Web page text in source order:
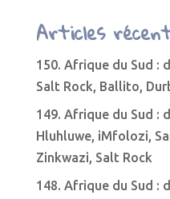
Articles
150. Afrique du Sud :
Salt Rock, Ballito,
149. Afrique du Sud :
Hluhluwe, iMfolozi,
Zinkwazi, Salt Rock
148. Afrique du Sud :